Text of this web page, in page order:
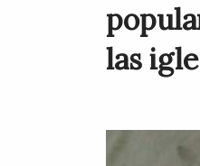
las